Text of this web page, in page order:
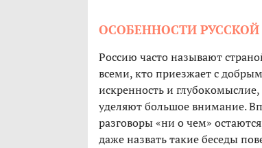
ОСОБЕННОСТИ
Россию часто называют
всеми, кто приезжает с
искренность и
уделяют большое внимание.
разговоры «ни о чем»
даже назвать такие беседы